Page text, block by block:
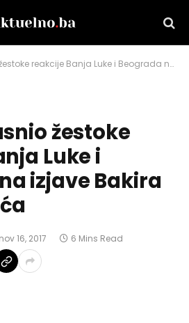
Banja Luke i Beograda na izjave Bakira Izetbegovića
žestoke
Luke i
izjave Bakira
nov 16, 2017 6 Mins Read